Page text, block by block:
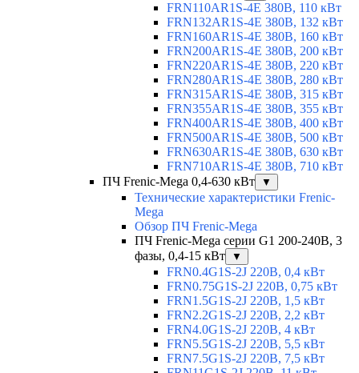
FRN110AR1S-4E 380В, 110 кВт
FRN132AR1S-4E 380В, 132 кВт
FRN160AR1S-4E 380В, 160 кВт
FRN200AR1S-4E 380В, 200 кВт
FRN220AR1S-4E 380В, 220 кВт
FRN280AR1S-4E 380В, 280 кВт
FRN315AR1S-4E 380В, 315 кВт
FRN355AR1S-4E 380В, 355 кВт
FRN400AR1S-4E 380В, 400 кВт
FRN500AR1S-4E 380В, 500 кВт
FRN630AR1S-4E 380В, 630 кВт
FRN710AR1S-4E 380В, 710 кВт
ПЧ Frenic-Mega 0,4-630 кВт
▼
Технические характеристики Frenic-
Mega
Обзор ПЧ Frenic-Mega
ПЧ Frenic-Mega серии G1 200-240В, 3
фазы, 0,4-15 кВт
▼
FRN0.4G1S-2J 220В, 0,4 кВт
FRN0.75G1S-2J 220В, 0,75 кВт
FRN1.5G1S-2J 220В, 1,5 кВт
FRN2.2G1S-2J 220В, 2,2 кВт
FRN4.0G1S-2J 220В, 4 кВт
FRN5.5G1S-2J 220В, 5,5 кВт
FRN7.5G1S-2J 220В, 7,5 кВт